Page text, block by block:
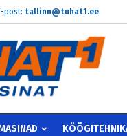
post: tallinn@tuhat1.ee